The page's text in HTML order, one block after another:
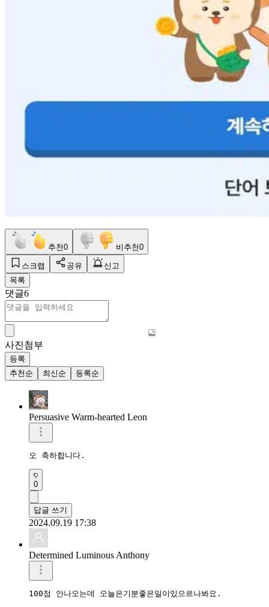
추천0 비추천0
스크랩 공유
신고
목록
댓글6
사진첨부
등록
추천순
최신순 등록순
Persuasive Warm-hearted Leon
오 축하합니다.
0
답글 쓰기
2024.09.19 17:38
Determined Luminous Anthony
100점 안나오는데 오늘은기분좋은일이있으르나봐요.